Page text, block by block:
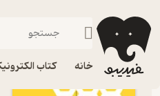
خانه کتاب
فیدیبو کتاب الکترونیکی